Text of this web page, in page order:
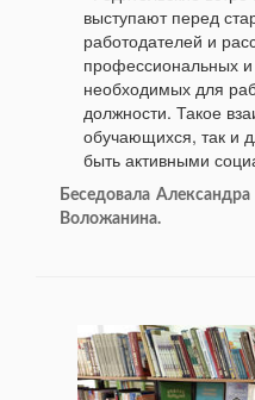
выступают перед
работодателей и
профессиональных и
необходимых для
должности. Такое
обучающихся, так и
быть активными
Беседовала
Воложанина.